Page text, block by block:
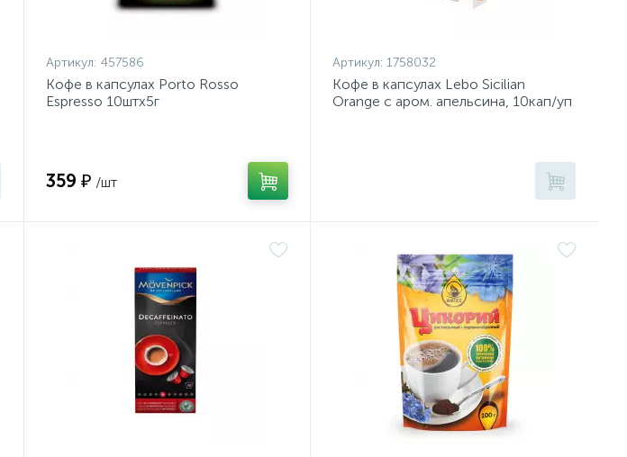
Артикул: 457586
Кофе в капсулах Porto Rosso
Espresso 10штx5г
359 ₽ /шт
Артикул: 1758032
Кофе в капсулах Lebo Sicilian
Orange c аром. апельсина, 10кап/уп